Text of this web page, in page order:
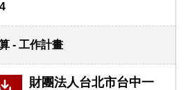
- 工作計畫
財團法人台北市台中一